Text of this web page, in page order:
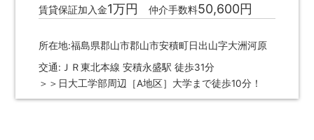
賃貸保証加入金1万円 仲介手数料50,600円
所在地:福島県郡山市郡山市安積町日出山字大洲河原
交通:ＪＲ東北本線 安積永盛駅 徒歩31分
＞＞日大工学部周辺［A地区］大学まで徒歩10分！